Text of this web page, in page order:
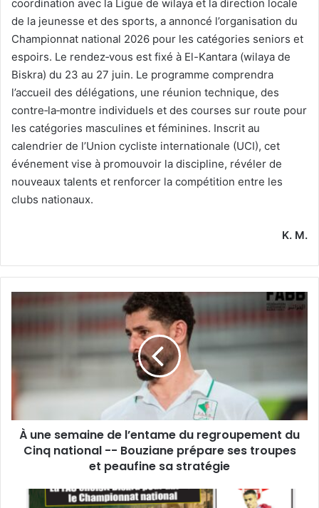
coordination avec la Ligue de wilaya et la direction locale
de la jeunesse et des sports, a annoncé l’organisation du
Championnat national 2026 pour les catégories seniors et
espoirs. Le rendez‑vous est fixé à El-Kantara (wilaya de
Biskra) du 23 au 27 juin. Le programme comprendra
l’accueil des délégations, une réunion technique, des
contre‑la‑montre individuels et des courses sur route pour
les catégories masculines et féminines. Inscrit au
calendrier de l’Union cycliste internationale (UCI), cet
événement vise à promouvoir la discipline, révéler de
nouveaux talents et renforcer la compétition entre les
clubs nationaux.
K. M.
du
du
Cinq
national
prépare
À une semaine de l’entame du regroupement du
Cinq national -- Bouziane prépare ses troupes
et peaufine sa stratégie